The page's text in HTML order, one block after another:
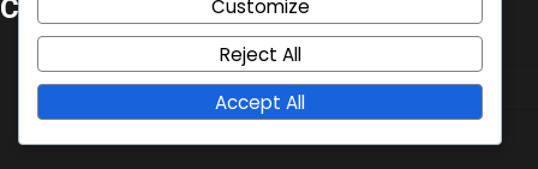
Categorías
Técnicas de Saque con Salto
Técnicas de saque por debajo
Customize
Reject All
Accept All